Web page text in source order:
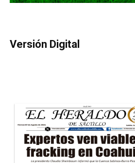
Versión Digital